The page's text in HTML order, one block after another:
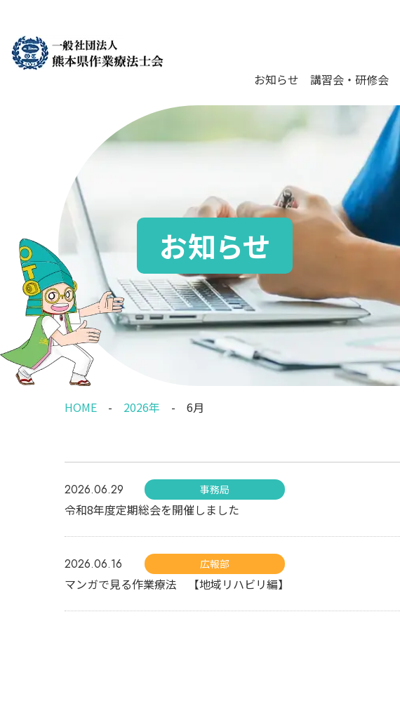
お知らせ 講習会・研修会
お知らせ
HOME 2026年 6月
2026.06.29 事務局
令和8年度定期総会を開催しました
2026.06.16 広報部
マンガで見る作業療法 【地域リハビリ編】